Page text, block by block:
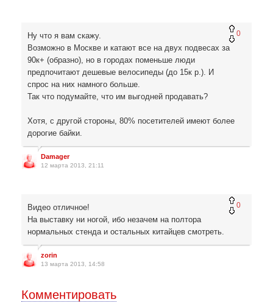
0
Ну что я вам скажу.
Возможно в Москве и катают все на двух подвесах за
90к+ (образно), но в городах поменьше люди
предпочитают дешевые велосипеды (до 15к р.). И
спрос на них намного больше.
Так что подумайте, что им выгодней продавать?
Хотя, с другой стороны, 80% посетителей имеют более
дорогие байки.
Damager
12 марта 2013, 21:11
0
Видео отличное!
На выставку ни ногой, ибо незачем на полтора
нормальных стенда и остальных китайцев смотреть.
zorin
13 марта 2013, 14:58
Комментировать